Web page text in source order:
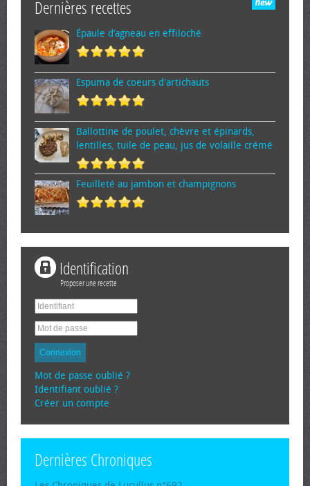
Dernières recettes
Épaule d’agneau en effiloché
Espuma de cœurs d'artichauts
Ballottine de poulet, chèvre et épinards,
lentilles, tuile de peau, jus de volaille crémé
Feuilleté au jambon et champignons
Identification
Proposer une recette
Connexion
Mot de passe oublié ?
Identifiant oublié ?
Créer un compte
Dernières Chroniques